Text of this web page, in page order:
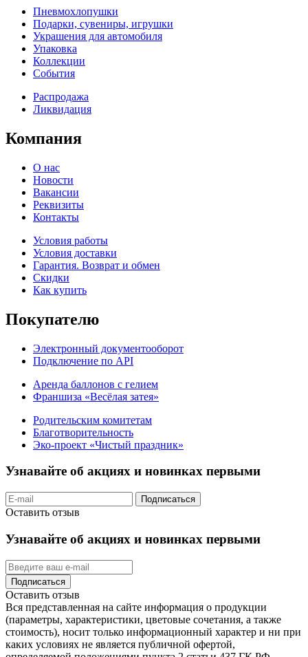
Пневмохлопушки
Подарки, сувениры, игрушки
Украшения для автомобиля
Упаковка
Коллекции
События
Распродажа
Ликвидация
Компания
О нас
Новости
Вакансии
Реквизиты
Контакты
Условия работы
Условия доставки
Гарантия. Возврат и обмен
Скидки
Как купить
Покупателю
Электронный документооборот
Подключение по API
Аренда баллонов с гелием
Франшиза «Весёлая затея»
Родительским комитетам
Благотворительность
Эко-проект «Чистый праздник»
Узнавайте об акциях и новинках первыми
Подписаться
Оставить отзыв
Узнавайте об акциях и новинках первыми
Подписаться
Оставить отзыв
Вся представленная на сайте информация о продукции
(параметры, характеристики, цветовые сочетания, а также
стоимость), носит только информационный характер и ни при
каких условиях не является публичной офертой,